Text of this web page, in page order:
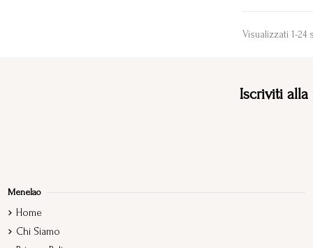
Visualizzati 1-24
Iscriviti
Menelao
Home
Chi Siamo